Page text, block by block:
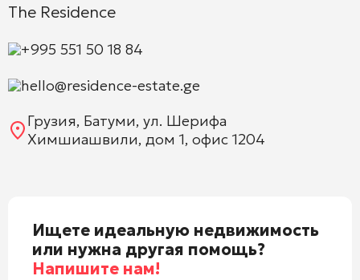
The Residence
+995 551 50 18 84
hello@residence-estate.ge
Грузия, Батуми, ул. Шерифа
Химшиашвили, дом 1, офис 1204
Ищете идеальную недвижимость
или нужна другая помощь?
Напишите нам!